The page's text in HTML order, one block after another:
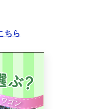
ちら